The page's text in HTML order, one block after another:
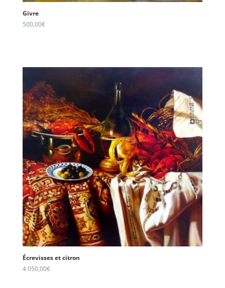
Givre
500,00€
Écrevisses et citron
4 050,00€